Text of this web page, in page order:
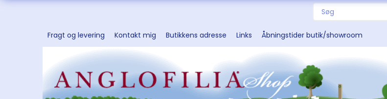
Fragt og levering Kontakt mig Butikkens adresse Links Åbningstider butik/showroom